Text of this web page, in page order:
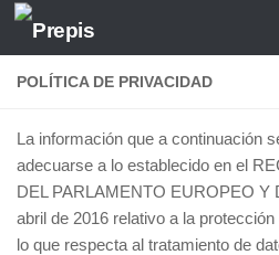
Saltar al contenido
POLÍTICA DE PRIVACIDAD
La información que a continuación
adecuarse a lo establecido en el
DEL PARLAMENTO EUROPEO Y
abril de 2016 relativo a la
lo que respecta al tratamiento de